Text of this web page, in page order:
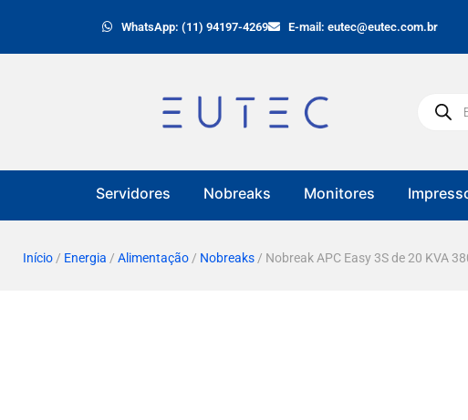
WhatsApp: (11) 94197-4269 E-mail: eutec@eutec.com.br
Servidores Nobreaks Monitores
Início / Energia / Alimentação / Nobreaks / Nobreak APC Easy 3S de 20 KVA